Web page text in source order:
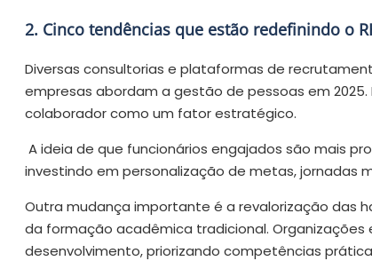
2. Cinco tendências que estão redefinindo o
Diversas consultorias e plataformas de
empresas abordam a gestão de pessoas em
colaborador como um fator estratégico.
A ideia de que funcionários engajados são mais
investindo em personalização de metas, jornadas
Outra mudança importante é a revalorização das
da formação acadêmica tradicional.
desenvolvimento, priorizando competências